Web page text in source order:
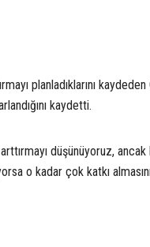
planladıklarını
kaydetti.
düşünüyoruz, ancak
o kadar çok katkı